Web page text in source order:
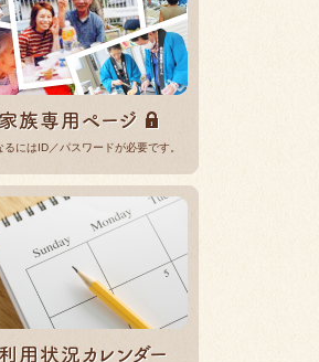
るにはID／パスワードが必要です。